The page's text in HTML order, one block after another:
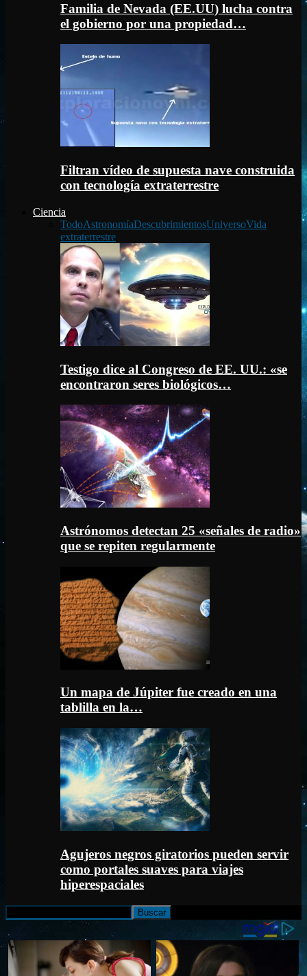
Familia de Nevada (EE.UU) lucha contra
el gobierno por una propiedad…
Filtran vídeo de supuesta nave construida
con tecnología extraterrestre
Ciencia
TodoAstronomíaDescubrimientosUniversoVida
extraterrestre
Testigo dice al Congreso de EE. UU.: «se
encontraron seres biológicos…
Astrónomos detectan 25 «señales de radio»
que se repiten regularmente
Un mapa de Júpiter fue creado en una
tablilla en la…
Agujeros negros giratorios pueden servir
como portales suaves para viajes
hiperespaciales